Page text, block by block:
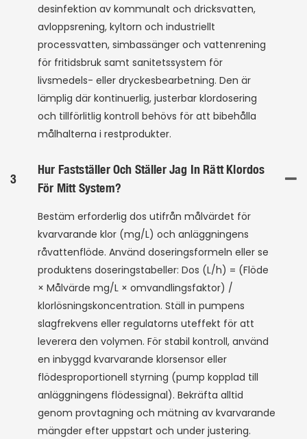
desinfektion av kommunalt och dricksvatten,
avloppsrening, kyltorn och industriellt
processvatten, simbassänger och vattenrening
för fritidsbruk samt sanitetssystem för
livsmedels- eller dryckesbearbetning. Den är
lämplig där kontinuerlig, justerbar klordosering
och tillförlitlig kontroll behövs för att bibehålla
målhalterna i restprodukter.
3
Hur Fastställer Och Ställer Jag In Rätt Klordos
För Mitt System?
Bestäm erforderlig dos utifrån målvärdet för
kvarvarande klor (mg/L) och anläggningens
råvattenflöde. Använd doseringsformeln eller se
produktens doseringstabeller: Dos (L/h) = (Flöde
× Målvärde mg/L × omvandlingsfaktor) /
klorlösningskoncentration. Ställ in pumpens
slagfrekvens eller regulatorns uteffekt för att
leverera den volymen. För stabil kontroll, använd
en inbyggd kvarvarande klorsensor eller
flödesproportionell styrning (pump kopplad till
anläggningens flödessignal). Bekräfta alltid
genom provtagning och mätning av kvarvarande
mängder efter uppstart och under justering.